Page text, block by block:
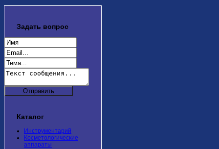
Задать вопрос
Каталог
Инструментарий
Косметологические
аппараты